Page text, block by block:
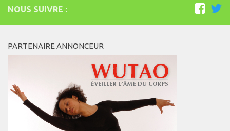
NOUS SUIVRE :
PARTENAIRE ANNONCEUR